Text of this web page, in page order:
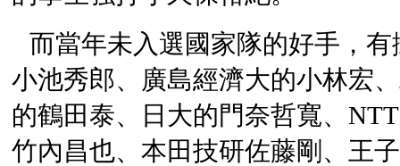
而當年未入選國家隊的好手，有
小池秀郎、廣島經濟大的小林宏
的鶴田泰、日大的門奈哲寬、 NTT
竹內昌也、本田技研佐藤剛、王